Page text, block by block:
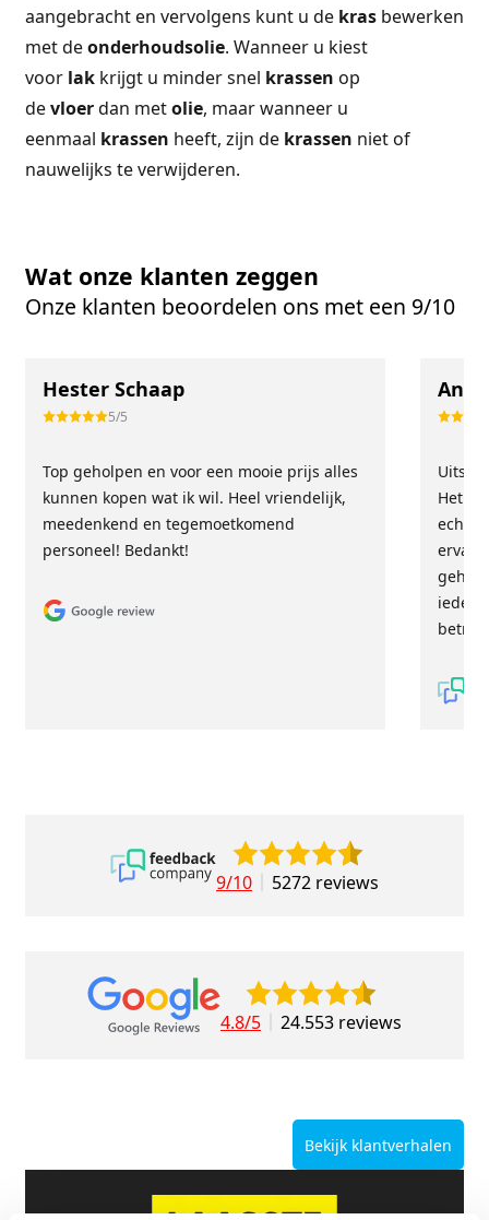
aangebracht en vervolgens kunt u de krasbewerken
met deonderhoudsolie. Wanneer u kiest
voor lakkrijgt u minder snel krassen op
devloerdan metolie, maar wanneer u
eenmaal krassen heeft, zijn de krassen niet of
nauwelijks te verwijderen.
Wat onze klanten zeggen
Onze klanten beoordelen ons met een 9/10
Hester Schaap
5/5
Top geholpen en voor een mooie prijs alles
kunnen kopen wat ik wil. Heel vriendelijk,
meedenkend en tegemoetkomend
personeel! Bedankt!
Het
echt
9/10 5272 reviews
4.8/5 24.553 reviews
Bekijk klantverhalen